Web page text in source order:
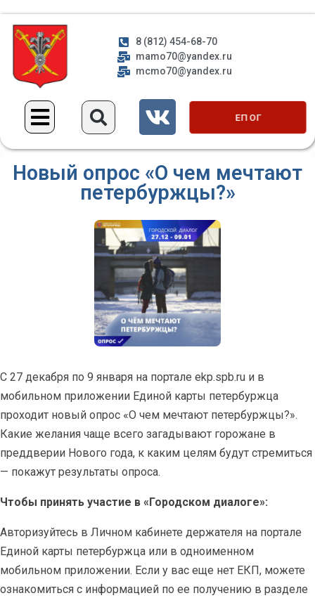
8 (812) 454-68-70
mamo70@yandex.ru
mcmo70@yandex.ru
ЕП ОГ
Новый опрос «О чем мечтают
петербуржцы?»
С 27 декабря по 9 января на портале ekp.spb.ru и в
мобильном приложении Единой карты петербуржца
проходит новый опрос «О чем мечтают петербуржцы?».
Какие желания чаще всего загадывают горожане в
преддверии Нового года, к каким целям будут стремиться
— покажут результаты опроса.
Чтобы принять участие в «Городском диалоге»:
Авторизуйтесь в Личном кабинете держателя на портале
Единой карты петербуржца или в одноименном
мобильном приложении. Если у вас еще нет ЕКП, можете
ознакомиться с информацией по ее получению в разделе